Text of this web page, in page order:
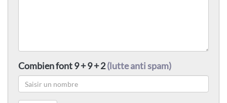
Combien font 9 + 9 + 2(lutte anti spam)